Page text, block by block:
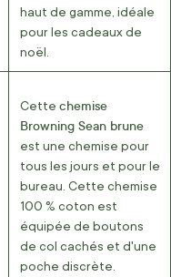
haut de gamme, idéale
pour les cadeaux de
noël.
Cette chemise
Browning Sean brune
est une chemise pour
tous les jours et pour le
bureau. Cette chemise
100 % coton est
équipée de boutons
de col cachés et d'une
poche discrète.